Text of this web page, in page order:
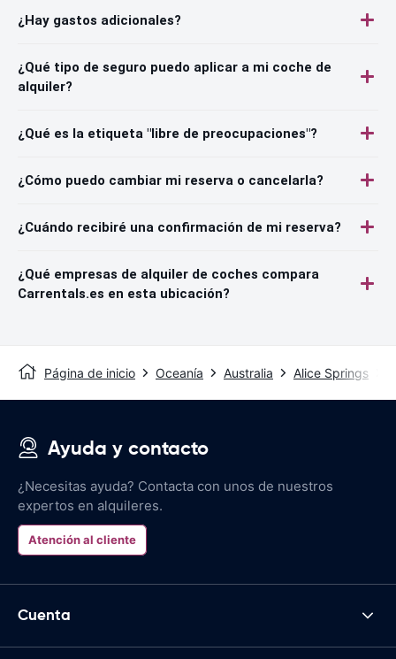
¿Hay gastos adicionales?
¿Qué tipo de seguro puedo aplicar a mi coche de
alquiler?
¿Qué es la etiqueta "libre de preocupaciones"?
¿Cómo puedo cambiar mi reserva o cancelarla?
¿Cuándo recibiré una confirmación de mi reserva?
¿Qué empresas de alquiler de coches compara
Carrentals.es en esta ubicación?
Página de inicio Oceanía Australia Alice Springs
Ayuda y contacto
¿Necesitas ayuda? Contacta con unos de nuestros
expertos en alquileres.
Atención al cliente
Cuenta